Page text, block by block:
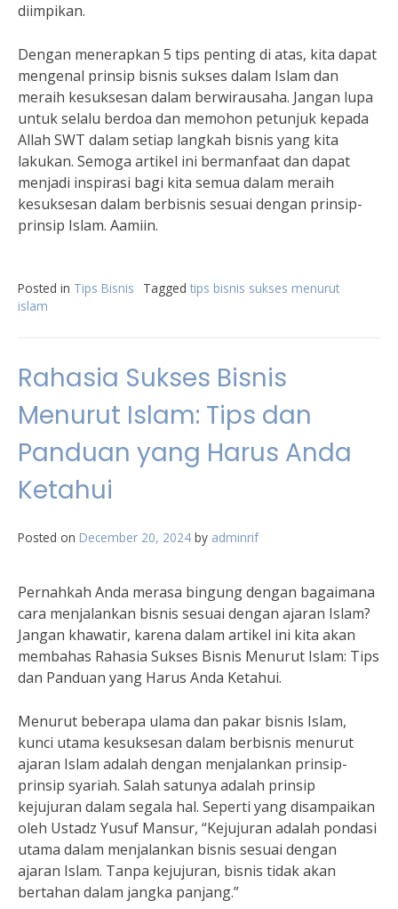
diimpikan.
Dengan menerapkan 5 tips penting di atas, kita dapat
mengenal prinsip bisnis sukses dalam Islam dan
meraih kesuksesan dalam berwirausaha. Jangan lupa
untuk selalu berdoa dan memohon petunjuk kepada
Allah SWT dalam setiap langkah bisnis yang kita
lakukan. Semoga artikel ini bermanfaat dan dapat
menjadi inspirasi bagi kita semua dalam meraih
kesuksesan dalam berbisnis sesuai dengan prinsip-
prinsip Islam. Aamiin.
Posted in Tips Bisnis Tagged tips bisnis sukses menurut
islam
Rahasia Sukses Bisnis
Menurut Islam: Tips dan
Panduan yang Harus Anda
Ketahui
Posted on December 20, 2024 by adminrif
Pernahkah Anda merasa bingung dengan bagaimana
cara menjalankan bisnis sesuai dengan ajaran Islam?
Jangan khawatir, karena dalam artikel ini kita akan
membahas Rahasia Sukses Bisnis Menurut Islam: Tips
dan Panduan yang Harus Anda Ketahui.
Menurut beberapa ulama dan pakar bisnis Islam,
kunci utama kesuksesan dalam berbisnis menurut
ajaran Islam adalah dengan menjalankan prinsip-
prinsip syariah. Salah satunya adalah prinsip
kejujuran dalam segala hal. Seperti yang disampaikan
oleh Ustadz Yusuf Mansur, “Kejujuran adalah pondasi
utama dalam menjalankan bisnis sesuai dengan
ajaran Islam. Tanpa kejujuran, bisnis tidak akan
bertahan dalam jangka panjang.”